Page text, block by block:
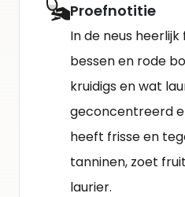
Proefnotitie
In de neus
bessen en rode
kruidigs en wat
geconcentreerd
heeft frisse en
tanninen, zoet
laurier.